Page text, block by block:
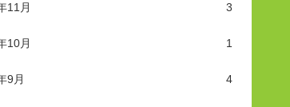
11月 3
10月 1
9月 4